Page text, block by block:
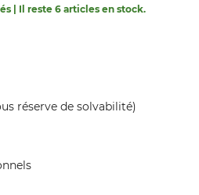
| Il reste 6 articles en stock.
réserve de solvabilité)